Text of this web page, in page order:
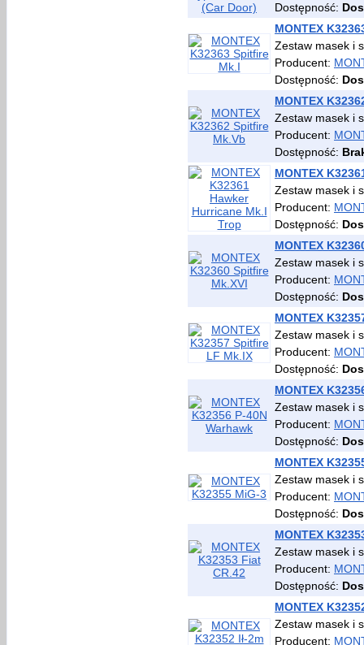
Dostępność:
MONTEX
Zestaw masek i
Producent:
Dostępność:
MONTEX
Zestaw masek i
Producent:
Dostępność:
MONTEX
Zestaw masek i
Producent:
Dostępność:
MONTEX
Zestaw masek i
Producent:
Dostępność:
MONTEX
Zestaw masek i
Producent:
Dostępność:
MONTEX
Zestaw masek i
Producent:
Dostępność:
MONTEX
Zestaw masek i
Producent:
Dostępność:
MONTEX
Zestaw masek i
Producent:
Dostępność:
MONTEX
Zestaw masek i
Producent: